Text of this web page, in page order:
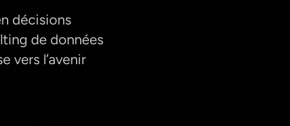
décisions
de données
vers l’avenir